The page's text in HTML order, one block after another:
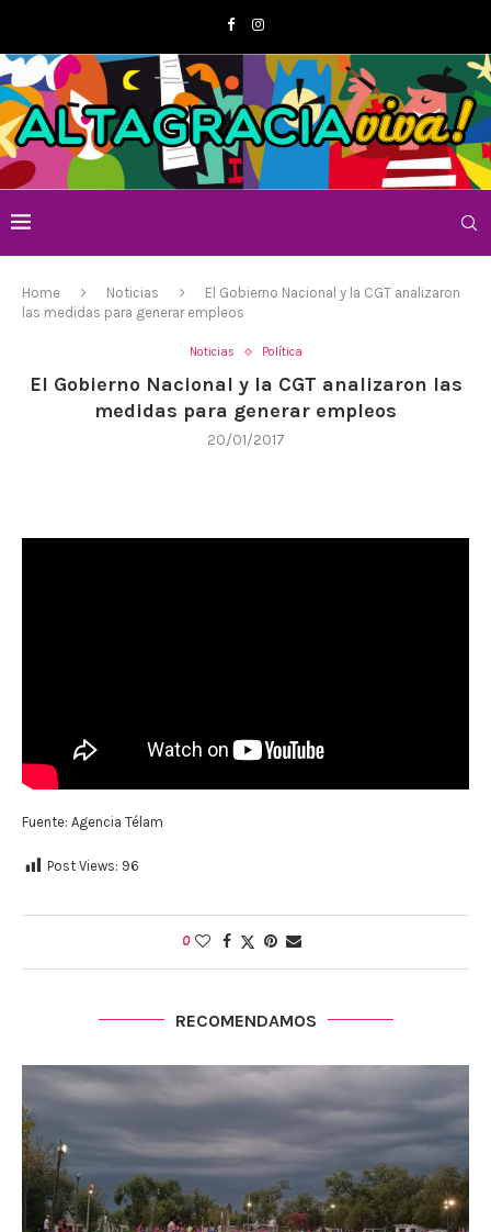
Home Noticias
El Gobierno Nacional y la CGT analizaron
las medidas para generar empleos
Noticias Política
El Gobierno Nacional y la CGT analizaron las
medidas para generar empleos
20/01/2017
Fuente: Agencia Télam
Post Views: 96
0
RECOMENDAMOS